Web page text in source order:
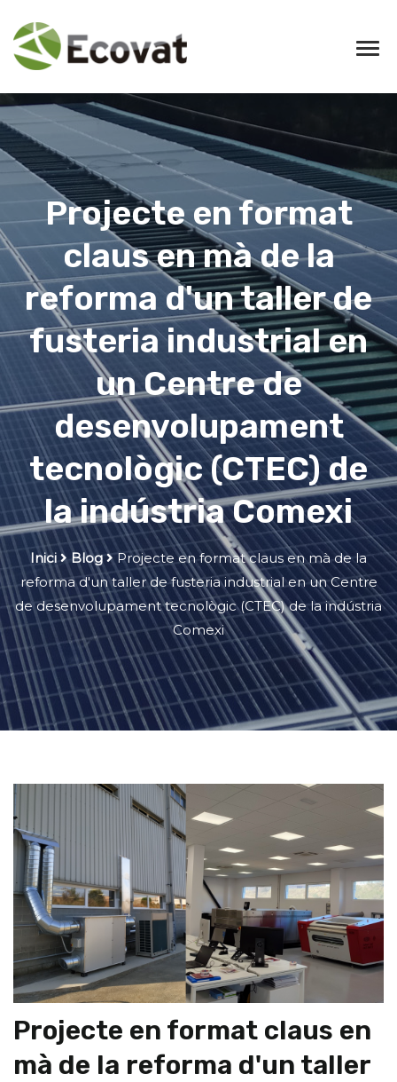
Projecte en format
claus en mà de la
reforma d'un taller de
fusteria industrial en
un Centre de
desenvolupament
tecnològic (CTEC) de
la indústria Comexi
Inici Blog
Projecte en format claus en mà de la
reforma d'un taller de fusteria industrial en un Centre
de desenvolupament tecnològic (CTEC) de la indústria
Comexi
Projecte en format claus en
mà de la reforma d'un taller